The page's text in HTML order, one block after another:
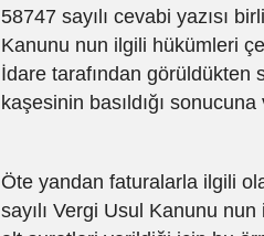
58747 sayılı cevabi yazısı
Kanunu nun ilgili hükümleri
İdare tarafından görüldükten
kaşesinin basıldığı sonucuna
Öte yandan faturalarla ilgili
sayılı Vergi Usul Kanunu